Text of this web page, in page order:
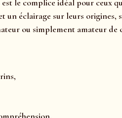
le complice idéal pour ceux
un éclairage sur leurs
ou simplement amateur